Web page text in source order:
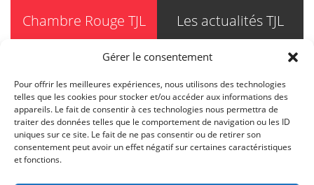
Gérer le consentement
Pour offrir les meilleures expériences, nous utilisons des technologies
telles que les cookies pour stocker et/ou accéder aux informations des
appareils. Le fait de consentir à ces technologies nous permettra de
traiter des données telles que le comportement de navigation ou les ID
uniques sur ce site. Le fait de ne pas consentir ou de retirer son
consentement peut avoir un effet négatif sur certaines caractéristiques
et fonctions.
Chambre Rouge TJL Les actualités TJL
TRUDEL JOHNSTON & LESPÉRANCE
Avocats / Barristers & Solicitors
750, Côte de la Place d'Armes, Suite 90
Montréal (Quebec) H2Y 2X8
T514 871-8385
1-844-588-8385